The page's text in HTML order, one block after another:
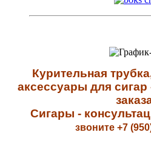
Курительная
аксессуары для
Сигары - к
звоните +7